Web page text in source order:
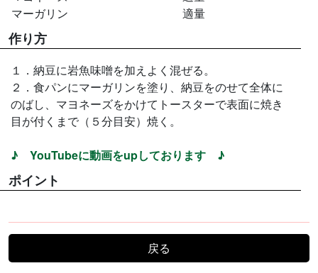
マーガリン
適量
作り方
１．納豆に岩魚味噌を加えよく混ぜる。
２．食パンにマーガリンを塗り、納豆をのせて全体に
のばし、マヨネーズをかけてトースターで表面に焼き
目が付くまで（５分目安）焼く。
♪ YouTubeに動画をupしております ♪
ポイント
戻る